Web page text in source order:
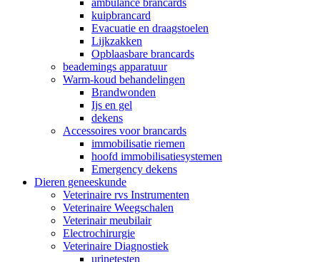
kuipbrancard
Evacuatie en draagstoelen
Lijkzakken
Opblaasbare brancards
beademings apparatuur
Warm-koud behandelingen
Brandwonden
Ijs en gel
dekens
Accessoires voor brancards
immobilisatie riemen
hoofd immobilisatiesystemen
Emergency dekens
Dieren geneeskunde
Veterinaire rvs Instrumenten
Veterinaire Weegschalen
Veterinair meubilair
Electrochirurgie
Veterinaire Diagnostiek
urinetesten